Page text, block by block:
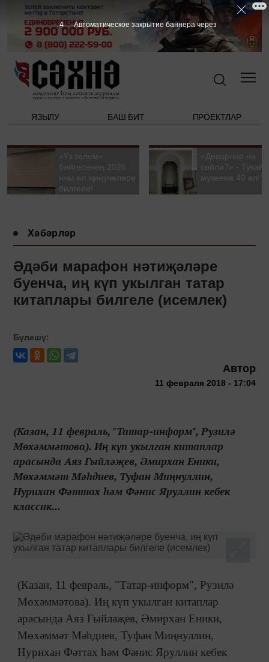
ЯЗЫЛУ БАШ БИТ ПРОЕКТЛАР
«Үз телем»
бәйгесенең 2026
нчы ел җиңүчеләре
билгеле!
«Диварлар ни
сөйли?» - Тукай
музеена 40 ел!
Хәбәрләр
Әдәби марафон нәтиҗәләре
буенча, иң күп укылган татар
китаплары билгеле (исемлек)
Бүлешү:
Автор
11 февраля 2018 - 17:04
(Казан, 11 февраль, "Татар-информ", Рузилә
Мөхәммәтова). Иң күп укылган китаплар
арасында Аяз Гыйләҗев, Әмирхан Еники,
Мөхәммәт Мәһдиев, Туфан Миңнуллин,
Нурихан Фәттах һәм Фәнис Яруллин кебек
классик...
(Казан, 11 февраль, "Татар-информ", Рузилә
Мөхәммәтова). Иң күп укылган китаплар
арасында Аяз Гыйләҗев, Әмирхан Еники,
Мөхәммәт Мәһдиев, Туфан Миңнуллин,
Нурихан Фәттах һәм Фәнис Яруллин кебек
3 Автоматическое закрытие баннера через